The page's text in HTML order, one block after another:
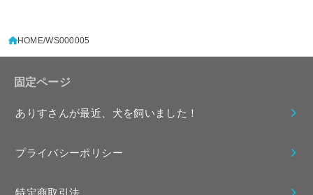
HOME WS000005
固定ページ
ありすさんが最近、犬を飼いました！
プライバシーポリシー